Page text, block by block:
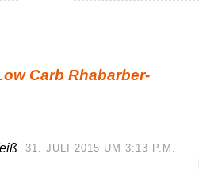
Carb Rhabarber-
31. JULI 2015 UM 3:13 P.M.